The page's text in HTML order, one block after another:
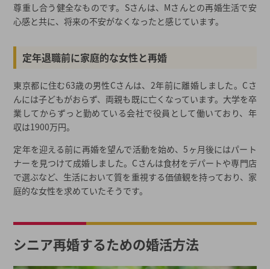
尊重し合う健全なものです。Sさんは、Mさんとの再婚生活で安
心感と共に、将来の不安がなくなったと感じています。
定年退職前に家庭的な女性と再婚
東京都に住む63歳の男性Cさんは、2年前に離婚しました。Cさ
んには子どもがおらず、両親も既に亡くなっています。大学を卒
業してからずっと勤めている会社で役員として働いており、年
収は1900万円。
定年を迎える前に再婚を望んで活動を始め、5ヶ月後にはパート
ナーを見つけて成婚しました。Cさんは食材をデパートや専門店
で選ぶなど、生活において質を重視する価値観を持っており、家
庭的な女性を求めていたそうです。
シニア再婚するための婚活方法